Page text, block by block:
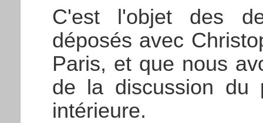
C'est l'objet des
déposés avec
Paris, et que nous
de la discussion du
intérieure.